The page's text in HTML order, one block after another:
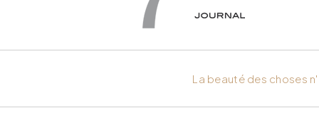
La beauté des choses